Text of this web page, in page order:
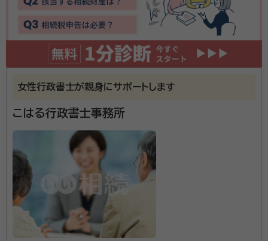
電話が来て、自己紹介を聞きその後日程調整を話しました。当日自宅に来
て頂き、必要な手続きの説明を受け、大凡の金額を提示して頂けました。
それなりの金額がかかると思っていたので、概算が聞けて良かったです。
安心できました。
契約後の感想
支払先が2カ所に分かれていたので電話で質問をしましたが明確な回答
岩田行政書士事務所があるのは、韮山駅より徒歩15分
ほどの場所。代表の岩田繋先生は、学習塾での個別指導
の経験を活かし、地域の人々の困りごとや心配ごとに寄
り添うスタイルで相談対応をされています。また、行政
書士は「幅広い守備範囲を活かし、お客様の不安を解消
することが本職」との考えにより、相続・遺言をはじめと
したさまざまなサービスの提供が可能。 さらに、一方的
に話を進めるのではなく、お客様の言葉に耳を傾け、不
資格等： 行政書士、2級FP
所属団体： 静岡県行政書士会
女性行政書士が親身にサポートします
こはる行政書士事務所